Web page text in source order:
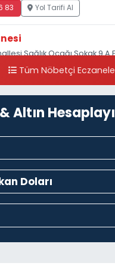
83 Yol Tarifi Al
Sağlık Ocağı Sokak 9 A
Tüm Nöbetçi
Altın